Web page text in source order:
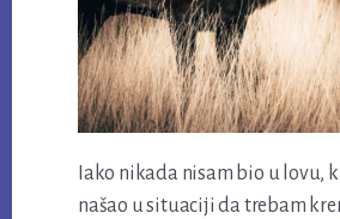
Iako nikada nisam bio u lovu,
našao u situaciji da trebam